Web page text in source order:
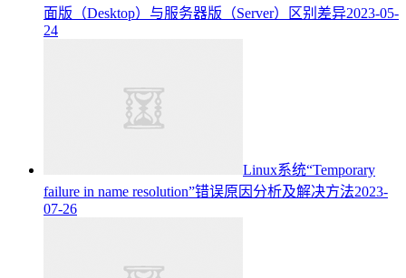
面版（Desktop）与服务器版（Server）区别差异2023-05-
24
Linux系统“Temporary
failure in name resolution”错误原因分析及解决方法2023-
07-26